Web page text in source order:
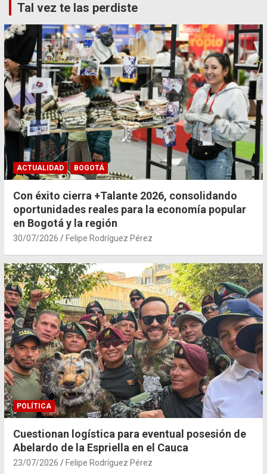
Tal vez te las perdiste
ACTUALIDAD BOGOTÁ
Con éxito cierra +Talante 2026, consolidando
oportunidades reales para la economía popular
en Bogotá y la región
30/07/2026 Felipe Rodríguez Pérez
POLÍTICA
Cuestionan logística para eventual posesión de
Abelardo de la Espriella en el Cauca
23/07/2026 Felipe Rodríguez Pérez